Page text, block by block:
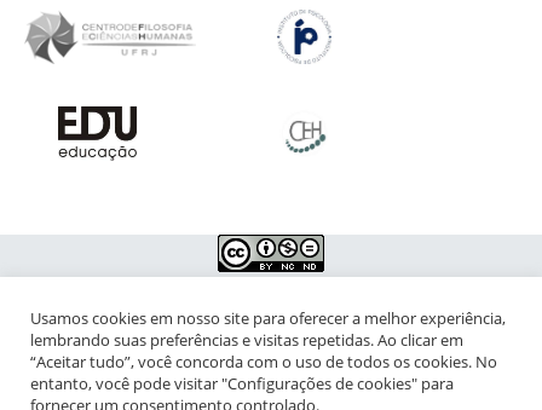
NIPIAC – Núcleo Interdisciplinar de Pesquisa para a Infância e
Adolescência Contemporâneas
Universidade Federal do Rio de Janeiro - Campus da Praia Vermelha
Usamos cookies em nosso site para oferecer a melhor experiência,
lembrando suas preferências e visitas repetidas. Ao clicar em
“Aceitar tudo”, você concorda com o uso de todos os cookies. No
entanto, você pode visitar "Configurações de cookies" para
fornecer um consentimento controlado.